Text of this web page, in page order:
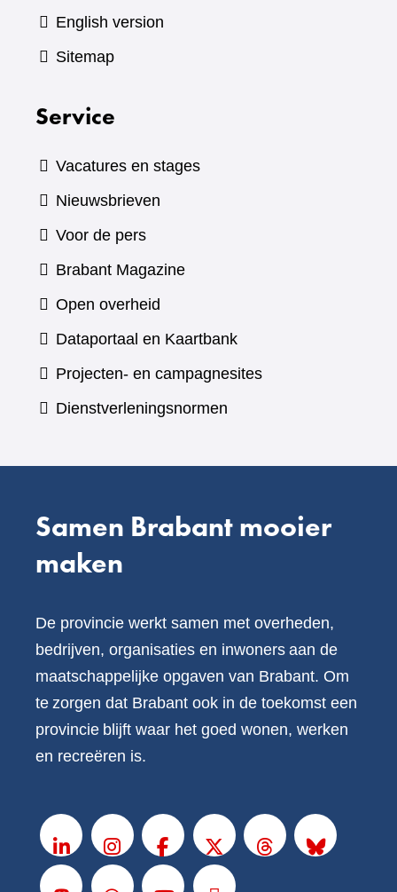
English version
Sitemap
Service
Vacatures en stages
Nieuwsbrieven
Voor de pers
Brabant Magazine(verwijst
andere
website)
Open overheid
Dataportaal en Kaartbank(verwijst
naar
Projecten- en campagnesites
Dienstverleningsnormen
Samen Brabant mooier
maken
De provincie werkt samen met overheden,
bedrijven, organisaties en inwoners aan de
maatschappelijke opgaven van Brabant. Om
te zorgen dat Brabant ook in de toekomst een
provincie blijft waar het goed wonen, werken
en recreëren is.
LinkedInInstagramFacebook
X